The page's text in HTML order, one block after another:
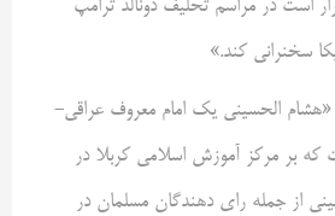
است در مراسم تحلیف دونالد ترامپ
سخنرانی کند.»
«هشام الحسینی یک امام معروف عراقی-
که بر مرکز آموزش اسلامی کربلا در
از جمله رای دهندگان مسلمان در